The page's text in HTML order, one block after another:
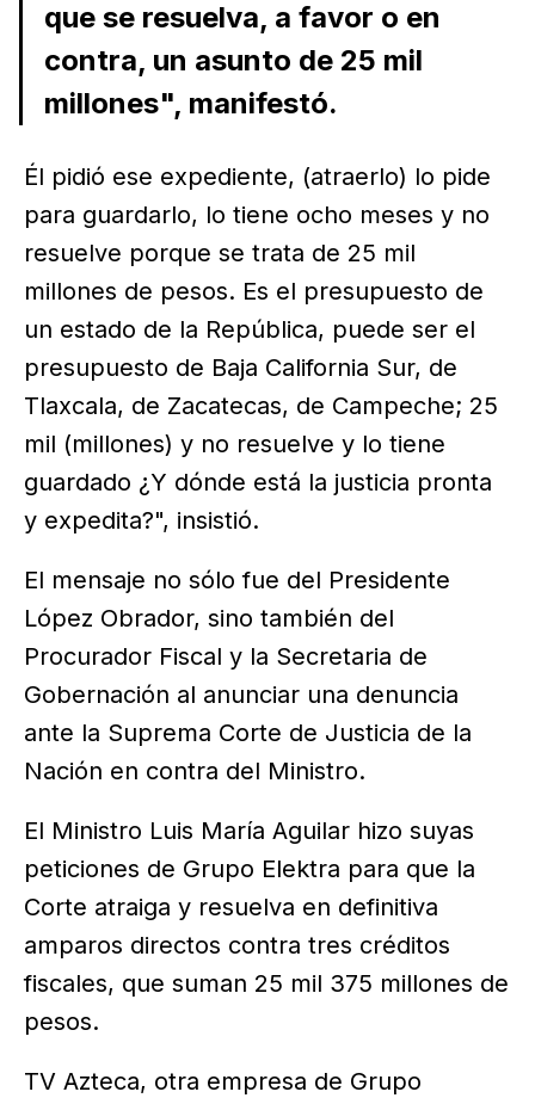
que se resuelva, a favor o en
contra, un asunto de 25 mil
millones", manifestó.
Él pidió ese expediente, (atraerlo) lo pide
para guardarlo, lo tiene ocho meses y no
resuelve porque se trata de 25 mil
millones de pesos. Es el presupuesto de
un estado de la República, puede ser el
presupuesto de Baja California Sur, de
Tlaxcala, de Zacatecas, de Campeche; 25
mil (millones) y no resuelve y lo tiene
guardado ¿Y dónde está la justicia pronta
y expedita?", insistió.
El mensaje no sólo fue del Presidente
López Obrador, sino también del
Procurador Fiscal y la Secretaria de
Gobernación al anunciar una denuncia
ante la Suprema Corte de Justicia de la
Nación en contra del Ministro.
El Ministro Luis María Aguilar hizo suyas
peticiones de Grupo Elektra para que la
Corte atraiga y resuelva en definitiva
amparos directos contra tres créditos
fiscales, que suman 25 mil 375 millones de
pesos.
TV Azteca, otra empresa de Grupo